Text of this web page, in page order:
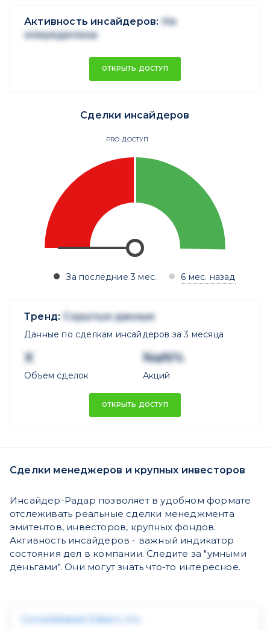
Активность инсайдеров: Не
опеределена
ОТКРЫТЬ ДОСТУП
Сделки инсайдеров
PRO-ДОСТУП
За последние 3 мес. 6 мес. назад
Тренд: Скрытые данные
Данные по сделкам инсайдеров за 3 месяца
X
Объем сделок
NaN%
Акций
ОТКРЫТЬ ДОСТУП
Сделки менеджеров и крупных инвесторов
Инсайдер-Радар позволяет в удобном формате
отслеживать реальные сделки менеджмента
эмитентов, инвесторов, крупных фондов.
Активность инсайдеров - важный индикатор
состояния дел в компании. Следите за "умными
деньгами". Они могут знать что-то интересное.
Consolidated Edison, Inc.